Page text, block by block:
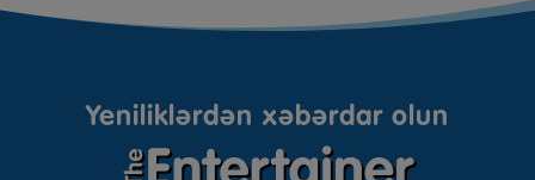
Yeniliklərdən xəbərdar olun